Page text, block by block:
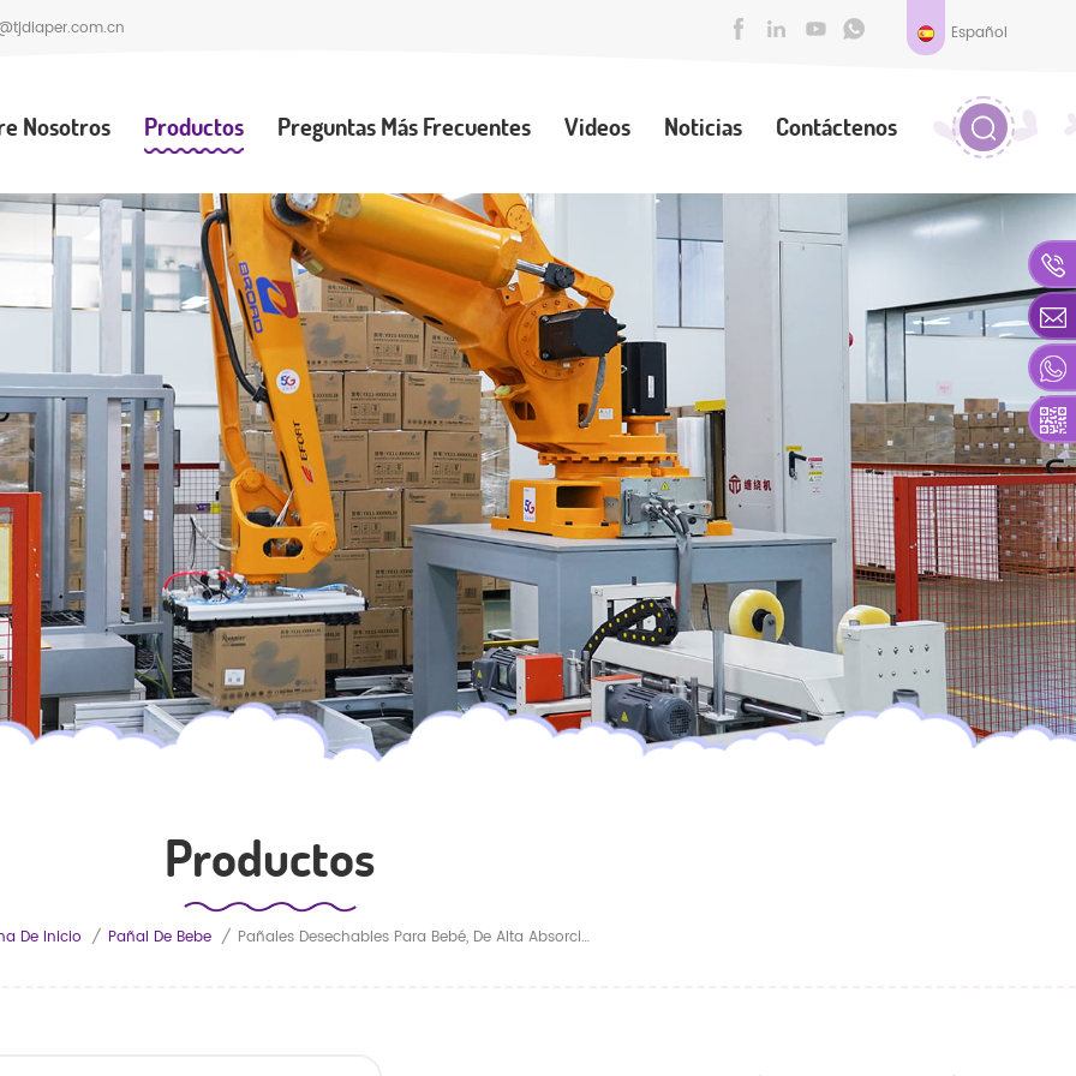
Español
Nosotros Productos Preguntas Más Frecuentes Videos Noticias Contáctenos
Productos
De Inicio / Pañal De Bebe / Pañales Desechables Para Bebé, De Alta Absorción Y Transpirables.